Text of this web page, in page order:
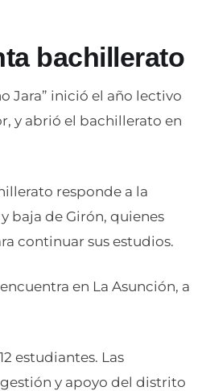
bachillerato
Jara” inició el año lectivo
y abrió el bachillerato en
responde a la
baja de Girón, quienes
continuar sus estudios.
en La Asunción, a
estudiantes. Las
y apoyo del distrito